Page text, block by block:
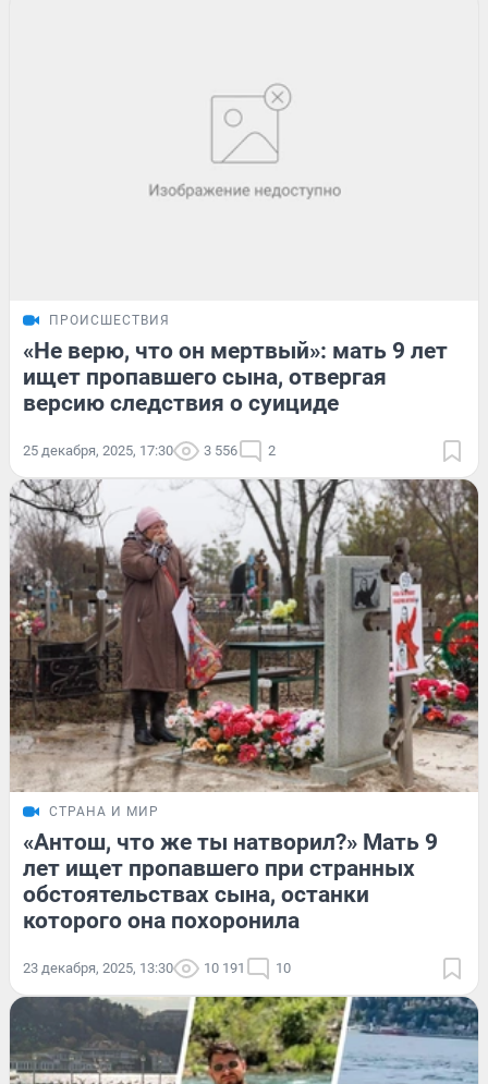
ПРОИСШЕСТВИЯ
«Не верю, что он мертвый»: мать 9 лет
ищет пропавшего сына, отвергая
версию следствия о суициде
25 декабря, 2025, 17:30 3 556 2
СТРАНА И МИР
«Антош, что же ты натворил?» Мать 9
лет ищет пропавшего при странных
обстоятельствах сына, останки
которого она похоронила
23 декабря, 2025, 13:30 10 191 10